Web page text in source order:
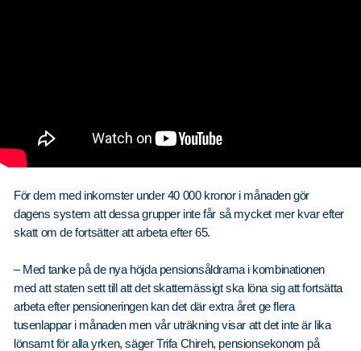
För dem med inkomster under 40 000 kronor i månaden gör
dagens system att dessa grupper inte får så mycket mer kvar efter
skatt om de fortsätter att arbeta efter 65.
– Med tanke på de nya höjda pensionsåldrarna i kombinationen
med att staten sett till att det skattemässigt ska löna sig att fortsätta
arbeta efter pensioneringen kan det där extra året ge flera
tusenlappar i månaden men vår uträkning visar att det inte är lika
lönsamt för alla yrken, säger Trifa Chireh, pensionsekonom på